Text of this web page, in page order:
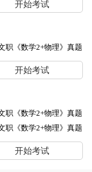
开始考试
开始考试
开始考试